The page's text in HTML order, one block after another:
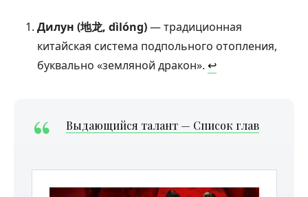
Дилун (地龙, dìlóng)— традиционная
китайская система подпольного отопления,
буквально «земляной дракон». ↩︎
Выдающийся талант — Список глав